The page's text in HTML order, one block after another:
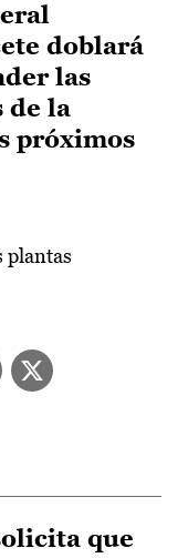
doblará
las
de la
próximos
plantas
que